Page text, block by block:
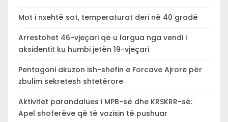
Mot i nxehtë sot, temperaturat deri në 40 gradë
Arrestohet 46-vjeçari që u largua nga vendi i
aksidentit ku humbi jetën 19-vjeçari
Pentagoni akuzon ish-shefin e Forcave Ajrore për
zbulim sekretesh shtetërore
Aktivitet parandalues i MPB-së dhe KRSKRR-së:
Apel shoferëve që të vozisin të pushuar